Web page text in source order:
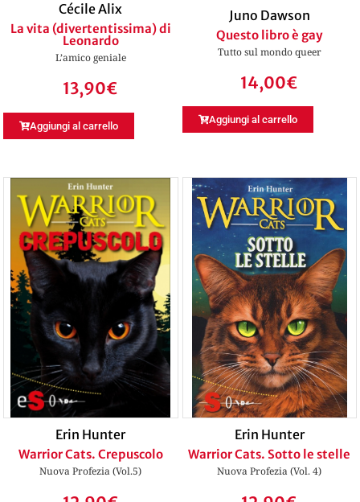
Cécile Alix
La vita (divertentissima) di
Leonardo
L’amico geniale
13,90€
Aggiungi al carrello
Juno Dawson
Questo libro è gay
Tutto sul mondo queer
14,00€
Aggiungi al carrello
Erin Hunter
Warrior Cats. Crepuscolo
Nuova Profezia (Vol.5)
Erin Hunter
Warrior Cats. Sotto le stelle
Nuova Profezia (Vol. 4)